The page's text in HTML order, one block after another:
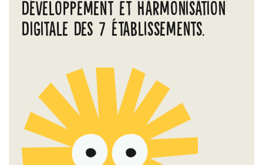
développement et harmonisation
digitale des 7 établissements.